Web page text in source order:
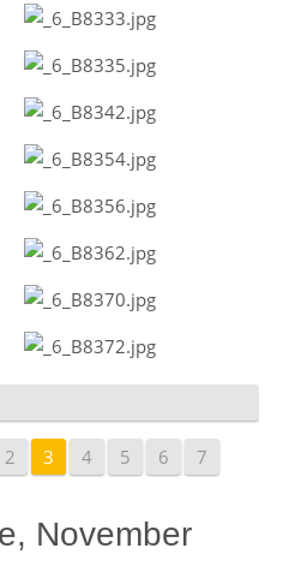
2 3 4 5 6
7
November